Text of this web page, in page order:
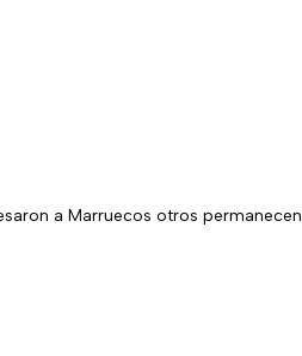
a Marruecos otros permanecen